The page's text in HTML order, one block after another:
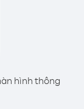
hình thông